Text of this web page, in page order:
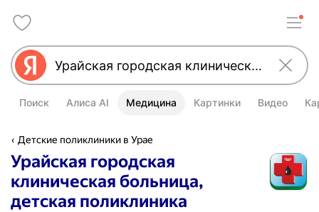
Поиск Алиса AI Медицина Картинки Видео
Детские поликлиники в Урае
Урайская городская
клиническая больница,
детская поликлиника